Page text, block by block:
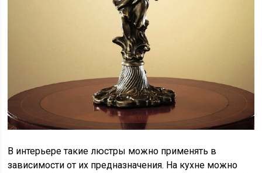
В интерьере такие люстры можно применять в
зависимости от их предназначения. На кухне можно